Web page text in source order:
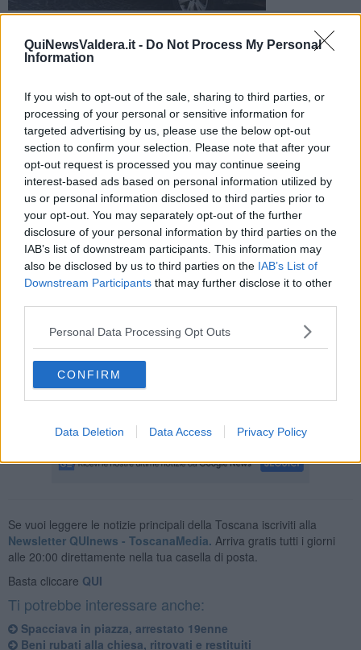
QuiNewsValdera.it - Do Not Process My Personal
Information
If you wish to opt-out of the sale, sharing to third parties, or
processing of your personal or sensitive information for
targeted advertising by us, please use the below opt-out
section to confirm your selection. Please note that after your
opt-out request is processed you may continue seeing
interest-based ads based on personal information utilized by
us or personal information disclosed to third parties prior to
your opt-out. You may separately opt-out of the further
disclosure of your personal information by third parties on the
IAB’s list of downstream participants. This information may
also be disclosed by us to third parties on the IAB’s List of
Downstream Participants that may further disclose it to other
Personal Data Processing Opt Outs
CONFIRM
Data Deletion Data Access Privacy Policy
custodia emesse dal Gip del Tribunale di Pisa a carico di
persone accusate di vari reati
PONTEDERA —E’ in corso, dalle prime ore di stamani, una vasta
operazione di servizio dellaCompagnia Carabinieri di Pontedera
che, con l'aiuto del nucleo elicotteri di Pisa e dal nucleo cinofili di
San Rossore, sta dando esecuzione a diverse misure cautelari, sia
in carcere che agli arresti domiciliari, emesse dal GIP del Tribunale
di Pisa, su richiesta dellaProcura della Repubblica.
Le ordinanze sono a carico di numerose persone della Valdera
ritenute, a vario titolo, "Responsabili di estorsione aggravata in
ricettazione e spaccio di sostanze stupefacenti in concorso."
Ulteriori dettagli saranno forniti nel corso di una conferenza stampa
Se vuoi leggere le notizie principali della Toscana iscriviti alla
Newsletter QUInews - ToscanaMedia. Arriva gratis tutti i giorni
alle 20:00 direttamente nella tua casella di posta.
Basta cliccare QUI
Ti potrebbe interessare anche:
Spacciava in piazza, arrestato 19enne
Beni rubati alla chiesa, ritrovati e restituiti